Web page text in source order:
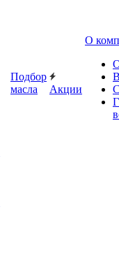
Подбор
масла
Акции
О